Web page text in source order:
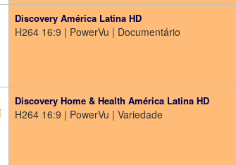
Discovery América Latina HD
H264 16:9 | PowerVu | Documentário
Discovery Home & Health América Latina HD
H264 16:9 | PowerVu | Variedade